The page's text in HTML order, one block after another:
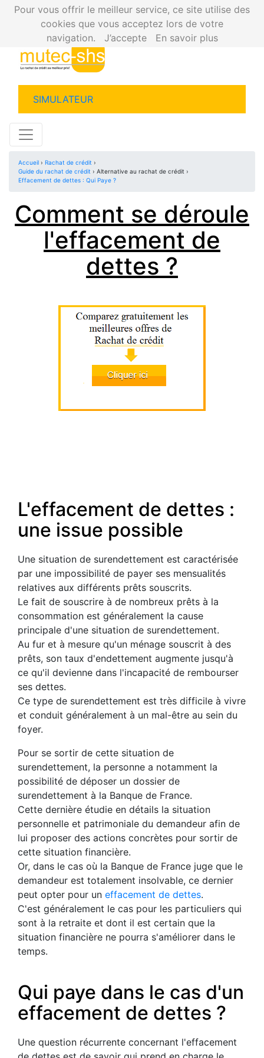
SIMULATEUR
Accueil › Rachat de crédit ›
Guide du rachat de crédit › Alternative au rachat de crédit ›
Effacement de dettes : Qui Paye ?
Comment se déroule
l'effacement de
dettes ?
L'effacement de dettes :
une issue possible
Une situation de surendettement est caractérisée
par une impossibilité de payer ses mensualités
relatives aux différents prêts souscrits.
Le fait de souscrire à de nombreux prêts à la
consommation est généralement la cause
principale d'une situation de surendettement.
Au fur et à mesure qu'un ménage souscrit à des
prêts, son taux d'endettement augmente jusqu'à
ce qu'il devienne dans l'incapacité de rembourser
ses dettes.
Ce type de surendettement est très difficile à vivre
et conduit généralement à un mal-être au sein du
foyer.
Pour se sortir de cette situation de
surendettement, la personne a notamment la
possibilité de déposer un dossier de
surendettement à la Banque de France.
Cette dernière étudie en détails la situation
personnelle et patrimoniale du demandeur afin de
lui proposer des actions concrètes pour sortir de
cette situation financière.
Or, dans le cas où la Banque de France juge que le
demandeur est totalement insolvable, ce dernier
peut opter pour un effacement de dettes.
C'est généralement le cas pour les particuliers qui
sont à la retraite et dont il est certain que la
situation financière ne pourra s'améliorer dans le
temps.
Qui paye dans le cas d'un
effacement de dettes ?
Une question récurrente concernant l'effacement
Pour vous offrir le meilleur service, ce site utilise des
cookies que vous acceptez lors de votre
navigation.
J’accepte En savoir plus